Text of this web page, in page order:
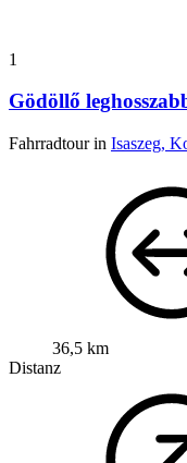
1
Gödöllő
Fahrradtour in Isaszeg,
36,5 km
Distanz